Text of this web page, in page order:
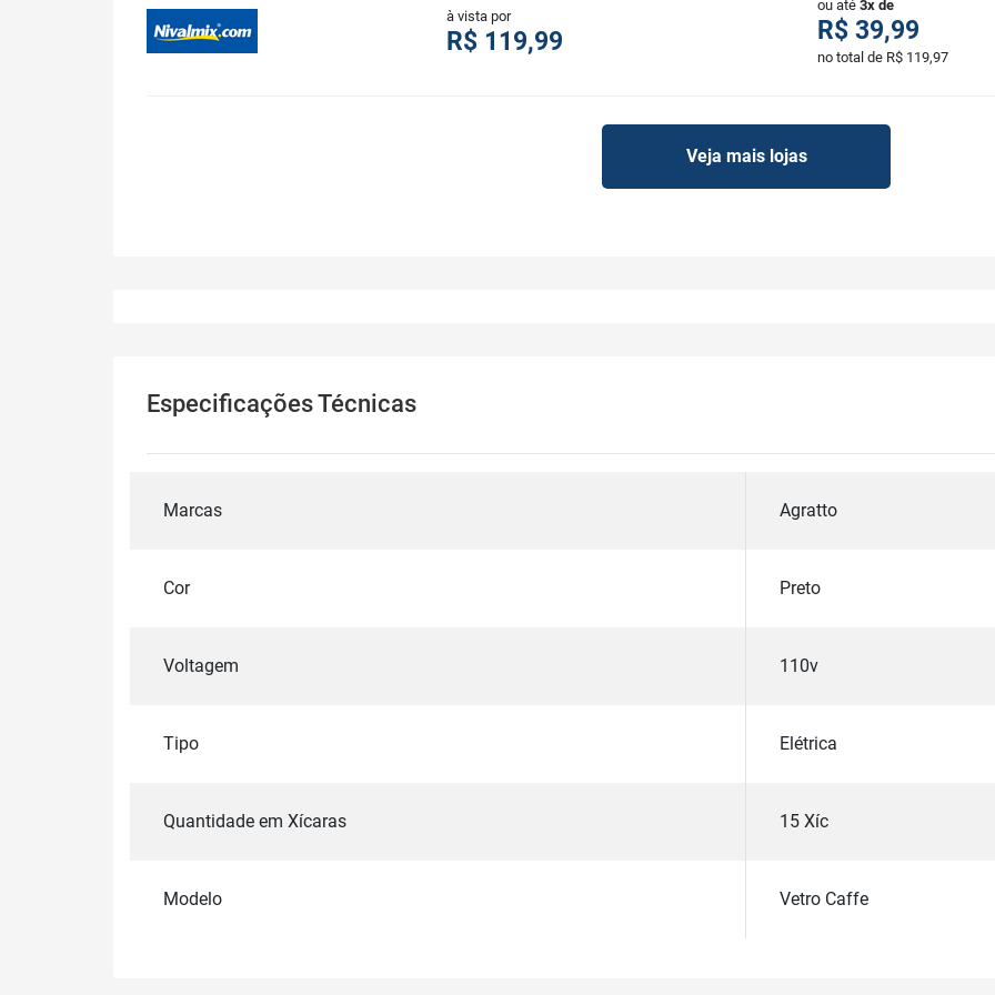
à vista por
R$ 119,99
ou até 3x de
R$ 39,99
no total de R$ 119,97
Veja mais lojas
Especificações Técnicas
Marcas Agratto
Cor Preto
Voltagem 110v
Tipo Elétrica
Quantidade em Xícaras 15 Xíc
Modelo Vetro Caffe